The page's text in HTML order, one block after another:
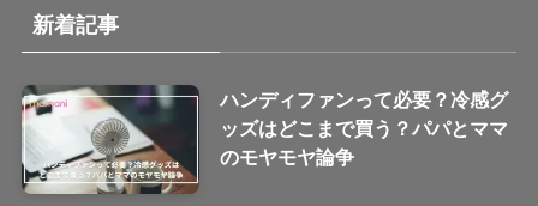
新着記事
ハンディファンって必要？冷感グ
ッズはどこまで買う？パパとママ
のモヤモヤ論争